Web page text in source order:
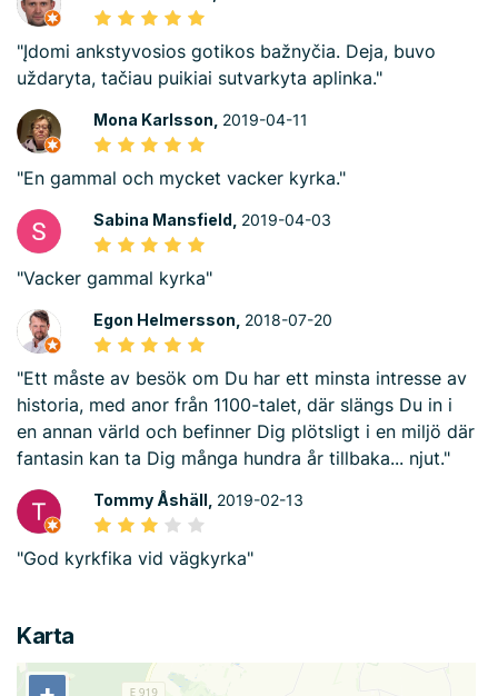
"Įdomi ankstyvosios gotikos bažnyčia. Deja, buvo
uždaryta, tačiau puikiai sutvarkyta aplinka."
Mona Karlsson, 2019-04-11
"En gammal och mycket vacker kyrka."
Sabina Mansfield, 2019-04-03
"Vacker gammal kyrka"
Egon Helmersson, 2018-07-20
"Ett måste av besök om Du har ett minsta intresse av
historia, med anor från 1100-talet, där slängs Du in i
en annan värld och befinner Dig plötsligt i en miljö där
fantasin kan ta Dig många hundra år tillbaka... njut."
Tommy Åshäll, 2019-02-13
"God kyrkfika vid vägkyrka"
Karta